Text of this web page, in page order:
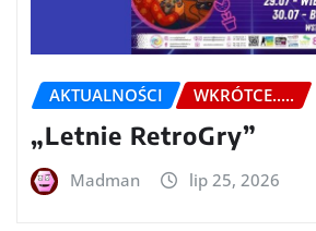
AKTUALNOŚCI WKRÓTCE.....
„Letnie RetroGry”
Madman lip 25, 2026